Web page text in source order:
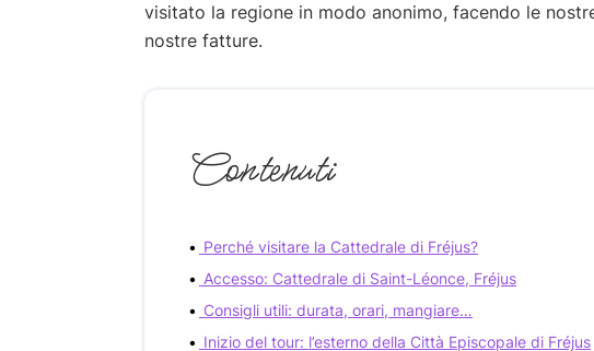
visitato la regione in modo anonimo, facendo le
nostre fatture.
Contenuti
Perché visitare la Cattedrale di Fréjus?
Accesso: Cattedrale di Saint-Léonce, Fréjus
Consigli utili: durata, orari, mangiare…
Inizio del tour: l’esterno della Città Episcopale di Fréjus